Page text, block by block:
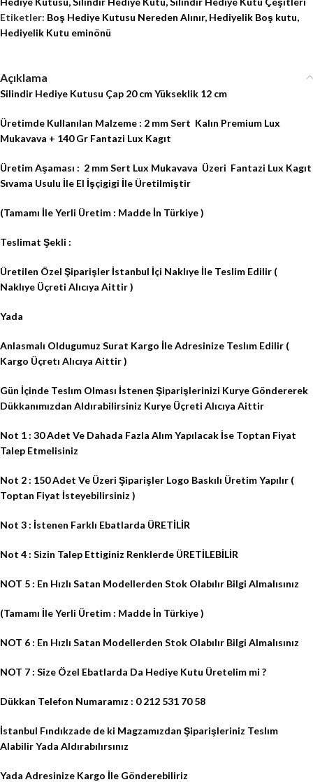
Etiketler: Boş Hediye Kutusu Nereden Alınır, Hediyelik Boş kutu,
Hediyelik Kutu eminönü
Açıklama
Silindir Hediye Kutusu Çap 20 cm Yükseklik 12 cm
Üretimde Kullanılan Malzeme : 2 mm Sert Kalın Premium Lux
Mukavava + 140 Gr Fantazi Lux Kagıt
Üretim Aşaması : 2 mm Sert Lux Mukavava Üzeri Fantazi Lux Kagıt
Sıvama Usulu İle El İşçigigi İle Üretilmiştir
(Tamamı İle Yerli Üretim : Madde İn Türkiye)
Teslimat Şekli :
Üretilen Özel Şiparişler İstanbul İçi Naklıye İle Teslim Edilir (
Naklıye Üçreti Alıcıya Aittir )
Yada
Anlasmalı Oldugumuz Surat Kargo İle Adresinize Teslım Edilir (
Kargo Üçretı Alıcıya Aittir )
Gün İçinde Teslım Olması İstenen Şiparişlerinizi Kurye Göndererek
Dükkanımızdan Aldırabilirsiniz Kurye Üçreti Alıcıya Aittir
Not 1 : 30 Adet Ve Dahada Fazla Alım Yapılacak İse Toptan Fiyat
Talep Etmelisiniz
Not 2 : 150 Adet Ve Üzeri Şiparişler Logo Baskılı Üretim Yapılır (
Toptan Fiyat İsteyebilirsiniz )
Not 3 : İstenen Farklı Ebatlarda ÜRETİLİR
Not 4 : Sizin Talep Ettiginiz Renklerde ÜRETİLEBİLİR
NOT 5 : En Hızlı Satan Modellerden Stok Olabılır Bilgi Almalısınız
(Tamamı İle Yerli Üretim : Madde İn Türkiye )
NOT 6 : En Hızlı Satan Modellerden Stok Olabılır Bilgi Almalısınız
NOT 7 : Size Özel Ebatlarda Da Hediye Kutu Üretelim mi ?
Dükkan Telefon Numaramız : 0 212 531 70 58
İstanbul Fındıkzade de ki Magzamızdan Şiparişleriniz Teslım
Alabilir Yada Aldırabılırsınız
Yada Adresinize Kargo İle Gönderebiliriz